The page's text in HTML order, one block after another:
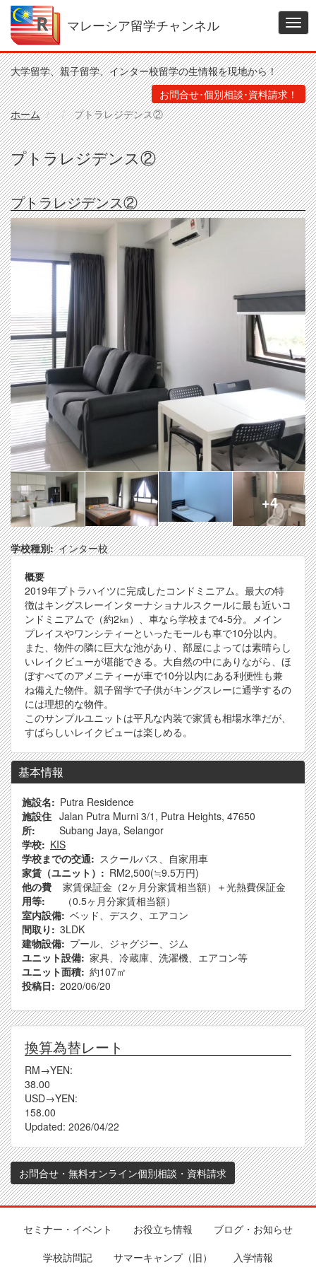
コ
ン
テ
ン
ツ
に
移
動
マレーシア留学チャンネル
大学留学、親子留学、インター校留学の生情報を現地から！
お問合せ･個別相談･資料請求！
ホーム
プトラレジデンス②
プトラレジデンス②
プトラレジデンス②
+4
学校種別 インター校
概要
2019年プトラハイツに完成したコンドミニアム。最大の特
徴はキングスレーインターナショナルスクールに最も近いコ
ンドミニアムで（約2㎞）、車なら学校まで4-5分。メイン
プレイスやワンシティーといったモールも車で10分以内。
また、物件の隣に巨大な池があり、部屋によっては素晴らし
いレイクビューが堪能できる。大自然の中にありながら、ほ
ぼすべてのアメニティーが車で10分以内にある利便性も兼
ね備えた物件。親子留学で子供がキングスレーに通学するの
には理想的な物件。
このサンプルユニットは平凡な内装で家賃も相場水準だが、
すばらしいレイクビューは楽しめる。
基本情報
施設名
Putra Residence
施設住
所
Jalan Putra Murni 3/1, Putra Heights, 47650
Subang Jaya, Selangor
学校
KIS
学校までの交通
スクールバス、自家用車
家賃（ユニット）
RM2,500(≒9.5万円)
他の費
用等
家賃保証金（2ヶ月分家賃相当額）＋光熱費保証金
（0.5ヶ月分家賃相当額）
室内設備 ベッド、デスク、エアコン
間取り
3LDK
建物設備
プール、ジャグジー、ジム
ユニット設備 家具、冷蔵庫、洗濯機、エアコン等
ユニット面積 約107㎡
投稿日
2020/06/20
換算為替レート
RM→YEN:
38.00
USD→YEN:
158.00
Updated: 2026/04/22
お問合せ・無料オンライン個別相談・資料請求
Footerセミナー・イベント お役立ち情報
ブログ・お知らせ
学校訪問記
サマーキャンプ（旧） 入学情報